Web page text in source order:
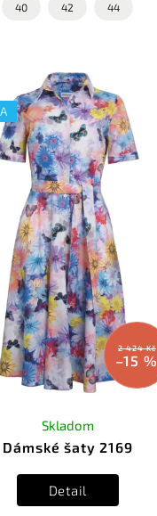
40 42 44
2 424 Kč
–15 %
Dámské šaty 2169
Skladom
Detail